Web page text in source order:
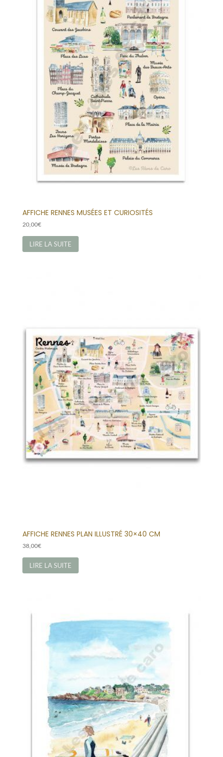
AFFICHE RENNES MUSÉES ET CURIOSITÉS
20,00€
LIRE LA SUITE
AFFICHE RENNES PLAN ILLUSTRÉ 30×40 CM
38,00€
LIRE LA SUITE